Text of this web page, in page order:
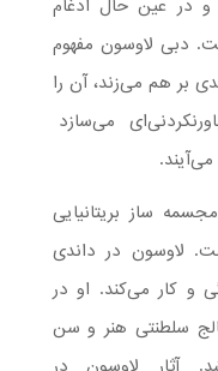
در عین حال ادغام
دبی لاوسون مفهوم
بر هم می‌زند، آن را
می‌سازد
ساز بریتانیایی
لاوسون در داندی
و کار می‌کند. او در
کالج سلطنتی هنر و سن
آثار لاوسون در